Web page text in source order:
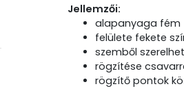
Jellemzői:
alapanyaga fém
felülete fekete
szemből
rögzítése
rögzítő pontok